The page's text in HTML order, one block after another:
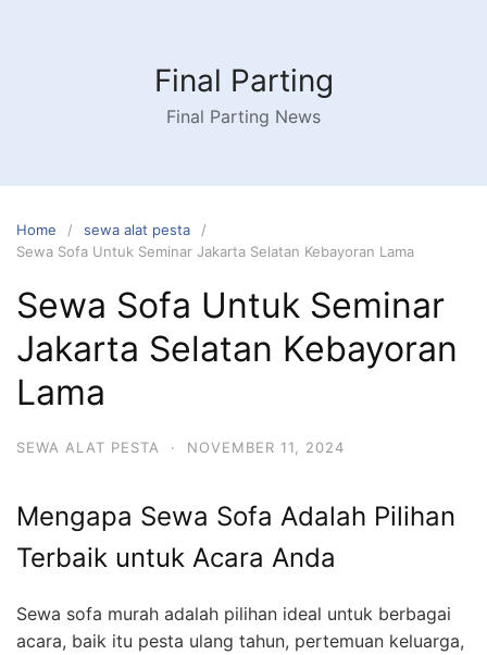
Final Parting
Final Parting News
Home
sewa alat pesta
Sewa Sofa Untuk Seminar Jakarta Selatan Kebayoran Lama
Sewa Sofa Untuk Seminar
Jakarta Selatan Kebayoran
Lama
SEWA ALAT PESTA · NOVEMBER 11, 2024
Mengapa Sewa Sofa Adalah Pilihan
Terbaik untuk Acara Anda
Sewa sofa murah adalah pilihan ideal untuk berbagai
acara, baik itu pesta ulang tahun, pertemuan keluarga,